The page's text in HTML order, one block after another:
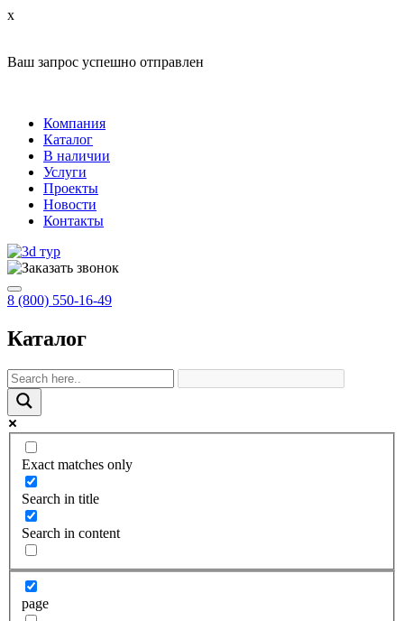
x
Ваш запрос успешно отправлен
Компания
Каталог
В наличии
Услуги
Проекты
Новости
Контакты
8 (800) 550-16-49
Каталог
Exact matches only
Search in title
Search in content
page